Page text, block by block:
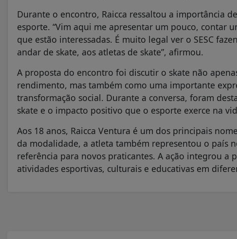
Durante o encontro, Raicca ressaltou a importância
esporte. “Vim aqui me apresentar um pouco, contar
que estão interessadas. É muito legal ver o SESC
andar de skate, aos atletas de skate”, afirmou.
A proposta do encontro foi discutir o skate não
rendimento, mas também como uma importante
transformação social. Durante a conversa, foram
skate e o impacto positivo que o esporte exerce na
Aos 18 anos, Raicca Ventura é um dos principais
da modalidade, a atleta também representou o país
referência para novos praticantes. A ação integrou a
atividades esportivas, culturais e educativas em